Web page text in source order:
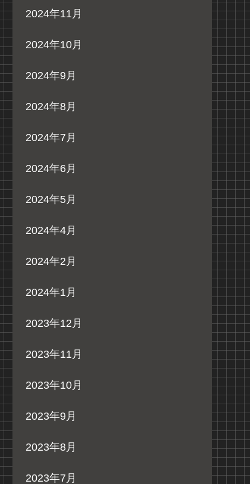
2024年11月
2024年10月
2024年9月
2024年8月
2024年7月
2024年6月
2024年5月
2024年4月
2024年2月
2024年1月
2023年12月
2023年11月
2023年10月
2023年9月
2023年8月
2023年7月